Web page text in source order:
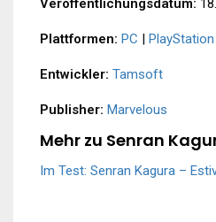
Veröffentlichungsdatum:
Plattformen: PC |
Entwickler: Tamsoft
Publisher: Marvelous
Mehr zu Senran
Im Test: Senran Kagura –